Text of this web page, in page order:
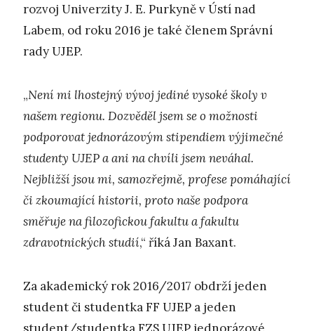
rozvoj Univerzity J. E. Purkyně v Ústí nad
Labem, od roku 2016 je také členem Správní
rady UJEP.
„Není mi lhostejný vývoj jediné vysoké školy v
našem regionu. Dozvěděl jsem se o možnosti
podporovat jednorázovým stipendiem výjimečné
studenty UJEP a ani na chvíli jsem neváhal.
Nejbližší jsou mi, samozřejmě, profese pomáhající
či zkoumající historii, proto naše podpora
směřuje na filozofickou fakultu a fakultu
zdravotnických studií,“ říká Jan Baxant.
Za akademický rok 2016/2017 obdrží jeden
student či studentka FF UJEP a jeden